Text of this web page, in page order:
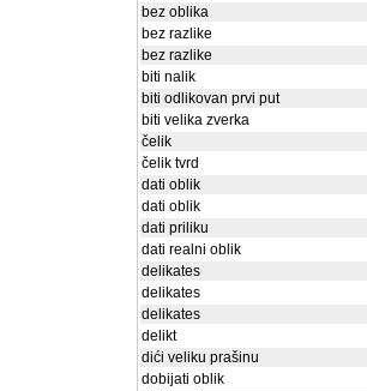
bez oblika
bez razlike
bez razlike
biti nalik
biti odlikovan prvi put
biti velika zverka
čelik
čelik tvrd
dati oblik
dati oblik
dati priliku
dati realni oblik
delikates
delikates
delikates
delikt
dići veliku prašinu
dobijati oblik